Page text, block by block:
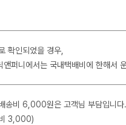
확인되었을 경우,
퍼니에서는 국내택배비에 한해서
송비 6,000원은 고객님 부담입니다.
3,000)